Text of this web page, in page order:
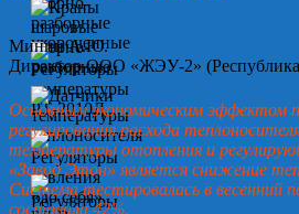
Минин А.Ю.
Директор ООО «ЖЭУ-2» (Республика
Основным экономическим эффектом
регулирования расхода
температуры отопления и
«Завод Этон» является снижение
Система тестировалась в весенний
составила 42%.